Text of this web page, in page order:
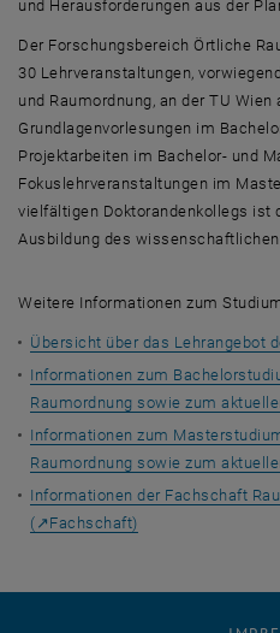
und Herausforderungen aus der
Der Forschungsbereich Örtliche
30 Lehrveranstaltungen,
und Raumordnung, an der TU
Grundlagenvorlesungen im
Projektarbeiten im Bachelor- und
Fokuslehrveranstaltungen im
vielfältigen Doktorandenkollegs ist
Ausbildung des
Weitere Informationen zum
Übersicht über das Lehrangebot
Informationen zum
Raumordnung sowie zum
Informationen zum
Raumordnung sowie zum
Informationen der Fachschaft
(↗Fachschaft)